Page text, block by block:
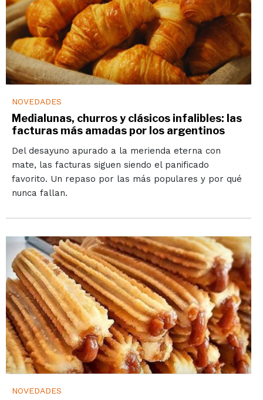
NOVEDADES
Medialunas, churros y clásicos infalibles: las
facturas más amadas por los argentinos
Del desayuno apurado a la merienda eterna con
mate, las facturas siguen siendo el panificado
favorito. Un repaso por las más populares y por qué
nunca fallan.
NOVEDADES